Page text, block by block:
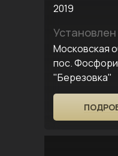
2019
Установлен
Московская
пос.
"Березовка"